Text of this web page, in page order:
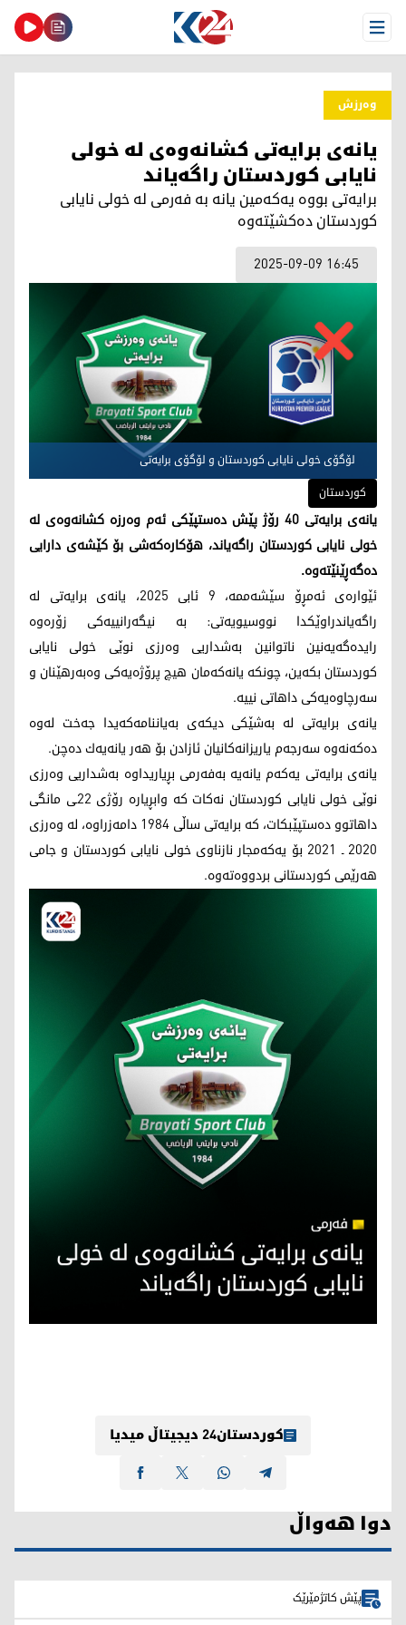
Open Menu
وەرزش
یانەی برایەتی کشانەوەی لە خولی
نایابی کوردستان راگەیاند
برایەتی بووە یەكەمین یانە بە فەرمی لە خولی نایابی
كوردستان دەكشێتەوە
2025-09-09 16:45
لۆگۆی خولی نایابی كوردستان و لۆگۆی برایەتی
کوردستان
یانەی برایەتی 40 رۆژ پێش دەستپێكی ئەم وەرزە كشانەوەی لە
خولی نایابی كوردستان راگەیاند، هۆكارەكەشی بۆ كێشەی دارایی
دەگەڕێنێتەوە.
ئێوارەی ئەمڕۆ سێشەممە، 9 ئابی 2025، یانەی برایەتی لە
راگەیاندراوێكدا نووسیویەتی: بە نیگەرانییەكی زۆرەوە
رایدەگەیەنین ناتوانین بەشداریی وەرزی نوێی خولی نایابی
كوردستان بكەین، چونكە یانەكەمان هیچ پرۆژەیەكی وەبەرهێنان و
سەرچاوەیەكی داهاتی نییە.
یانەی برایەتی لە بەشێكی دیكەی بەیاننامەكەیدا جەخت لەوە
دەكەنەوە سەرجەم یاریزانەكانیان ئازادن بۆ هەر یانەیەك دەچن.
یانەی برایەتی یەکەم یانەیە بەفەرمی بڕیاریداوە بەشداریی وەرزی
نوێی خولی نایابی کوردستان نەکات کە وابڕیارە رۆژی 22ـی مانگی
داهاتوو دەستپێبکات، کە برایەتی ساڵی 1984 دامەزراوە، لە وەرزی
2020 ـ 2021 بۆ یەكەمجار نازناوی خولی نایابی كوردستان و جامی
هەرێمی كوردستانی بردووەتەوە.
کوردستان24 دیجیتاڵ میدیا
دوا هەواڵ
پێش کاتژمێرێک